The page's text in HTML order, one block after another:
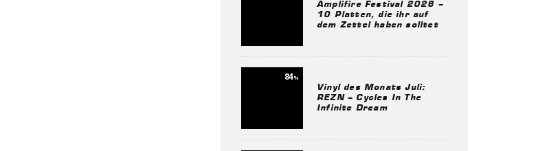
Amplifire Festival 2026 –
10 Platten, die ihr auf
dem Zettel haben solltet
84%
Vinyl des Monats Juli:
REZN – Cycles In The
Infinite Dream